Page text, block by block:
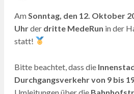
Am Sonntag, den 12. Oktober
Uhrder dritte MedeRun in der
statt!
Bitte beachtet, dass die
Durchgangsverkehr von 9 bis
Umleitungen über die